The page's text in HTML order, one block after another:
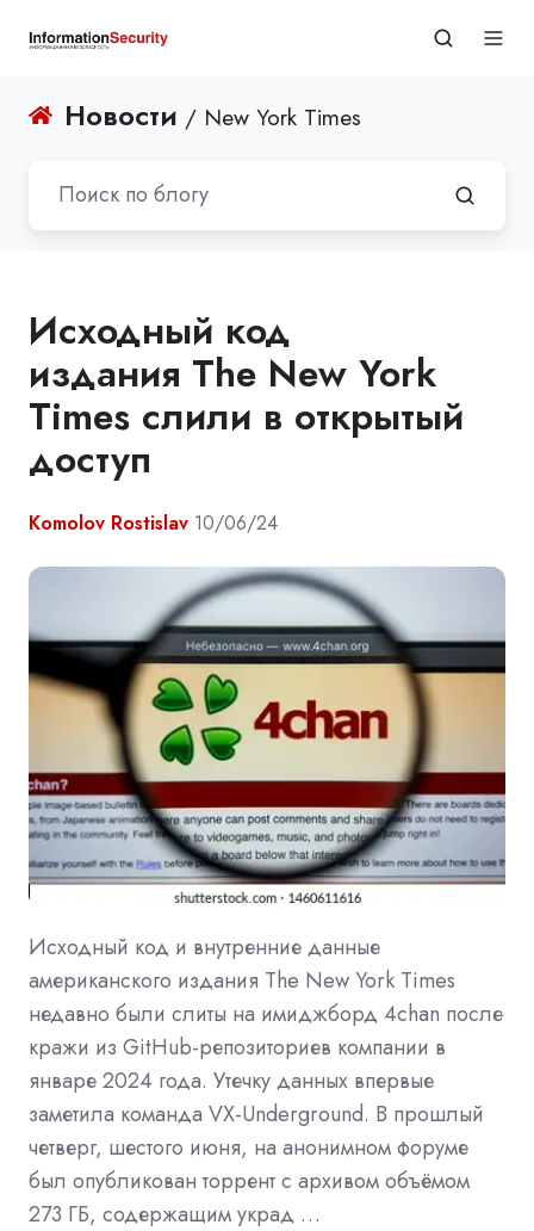
Новости / New York Times
Исходный код
издания The New York
Times слили в открытый
доступ
Komolov Rostislav 10/06/24
Исходный код и внутренние данные
американского издания The New York Times
недавно были слиты на имиджборд 4chan после
кражи из GitHub-репозиториев компании в
январе 2024 года. Утечку данных впервые
заметила команда VX-Underground. В прошлый
четверг, шестого июня, на анонимном форуме
был опубликован торрент с архивом объёмом
273 ГБ, содержащим украд …